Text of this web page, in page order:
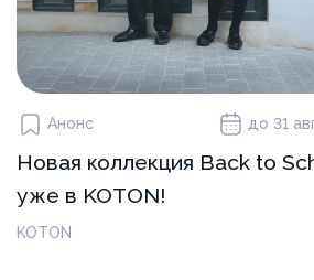
Анонс до 31
Новая коллекция Back to
уже в KOTON!
KOTON